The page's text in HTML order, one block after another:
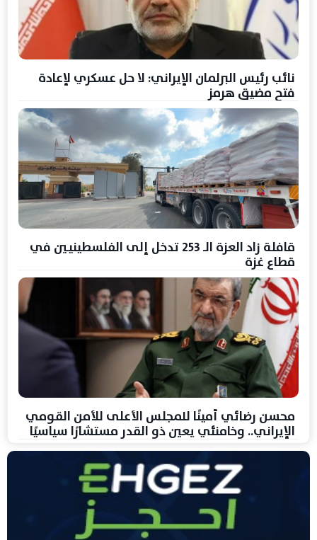
نائب رئيس البرلمان الإيراني: لا حل عسكري لإعادة
فتح مضيق هرمز
قافلة زاد العزة الـ 253 تدخل إلى الفلسطينيين في
قطاع غزة
محسن رضائي أمينًا للمجلس الأعلى للأمن القومي
الإيراني.. وخامنئي يعين ذو القدر مستشارًا سياسيًا